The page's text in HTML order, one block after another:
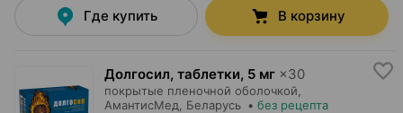
Где купить В корзину
Долгосил, таблетки, 5 мг ×30
покрытые пленочной оболочкой,
АмантисМед , Беларусь • без рецепта